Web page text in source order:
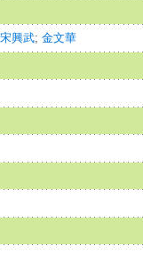
宋興武; 金文華